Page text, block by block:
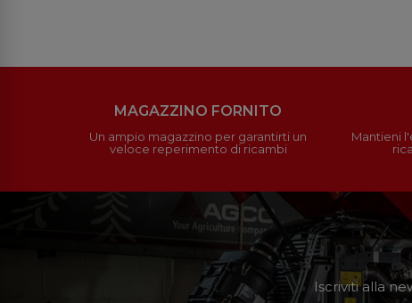
MAGAZZINO FORNITO
Un ampio magazzino per garantirti un
veloce reperimento di ricambi
Mantieni
Iscriviti alla